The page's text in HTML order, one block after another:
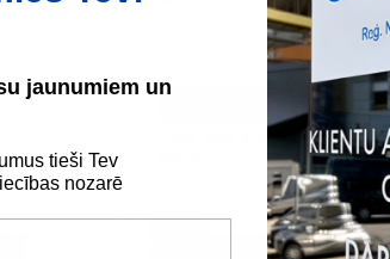
10m2
41.77 €
/iepak.
jaunumiem un
tieši Tev
nozarē